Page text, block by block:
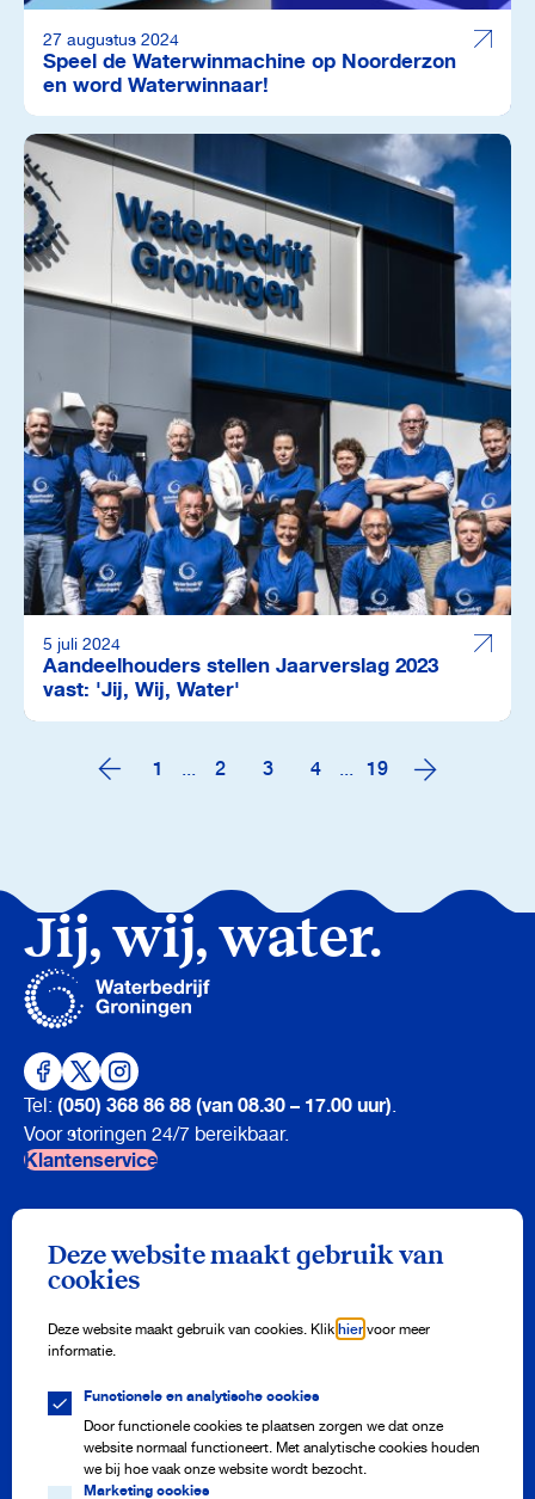
Deze website maakt gebruik van
cookies
Deze website maakt gebruik van cookies. Klik hier voor meer
informatie.
Functionele en analytische cookies
Door functionele cookies te plaatsen zorgen we dat onze
website normaal functioneert. Met analytische cookies houden
we bij hoe vaak onze website wordt bezocht.
Marketing cookies
27 augustus 2024
Speel de Waterwinmachine op Noorderzon
en word Waterwinnaar!
5 juli 2024
Aandeelhouders stellen Jaarverslag 2023
vast: 'Jij, Wij, Water'
1 2 3 4 19
Jij, wij, water.
Tel: (050) 368 86 88 (van 08.30 – 17.00 uur).
Voor storingen 24/7 bereikbaar.
Klantenservice
Meterstand doorgeven
Adres aanmelden of afmelden
Storing melden
Veelgestelde vragen
Nieuwsbrief
Meld je aan en ontvang drie keer per jaar onze nieuwsbrief vol
watertips!